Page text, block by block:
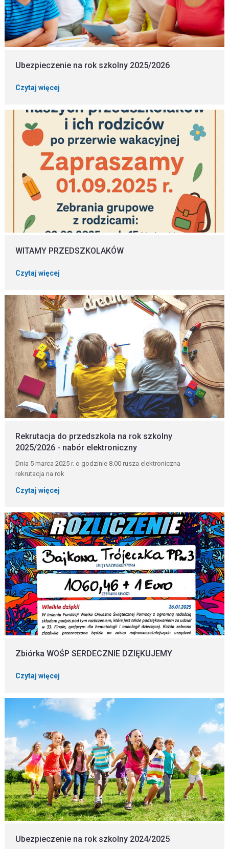
Ubezpieczenie na rok szkolny 2025/2026
Czytaj więcej
WITAMY PRZEDSZKOLAKÓW
Czytaj więcej
Rekrutacja do przedszkola na rok szkolny
2025/2026 - nabór elektroniczny
Dnia 5 marca 2025 r. o godzinie 8.00 rusza elektroniczna
rekrutacja na rok
Czytaj więcej
Zbiórka WOŚP SERDECZNIE DZIĘKUJEMY
Czytaj więcej
Ubezpieczenie na rok szkolny 2024/2025